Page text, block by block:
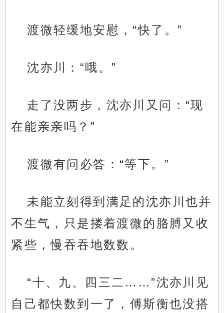
渡微轻缓地安慰，“快了。”
沈亦川：“哦。”
走了没两步，沈亦川又问：“现
在能亲亲吗？”
渡微有问必答：“等下。”
未能立刻得到满足的沈亦川也并
不生气，只是搂着渡微的胳膊又收
紧些，慢吞吞地数数。
“十、九、四三二……”沈亦川见
自己都快数到一了，傅斯衡也没搭